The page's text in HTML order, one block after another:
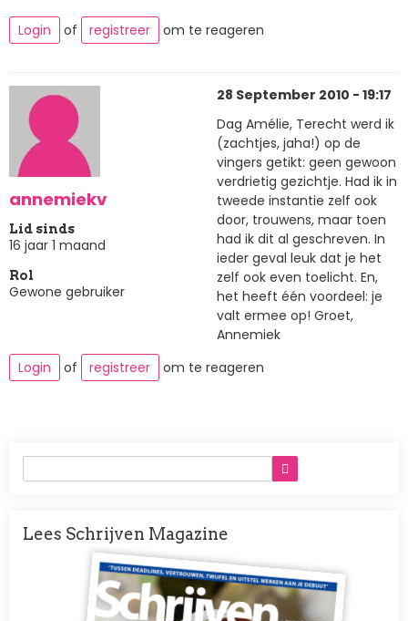
Login of registreer om te reageren
annemiekv
Lid sinds
16 jaar 1 maand
Rol
Gewone gebruiker
28 September 2010 - 19:17
Dag Amélie, Terecht werd ik
(zachtjes, jaha!) op de
vingers getikt: geen gewoon
verdrietig gezichtje. Had ik in
tweede instantie zelf ook
door, trouwens, maar toen
had ik dit al geschreven. In
ieder geval leuk dat je het
zelf ook even toelicht. En,
het heeft één voordeel: je
valt ermee op! Groet,
Annemiek
Login
of registreer om te reageren
Lees Schrijven Magazine
Afbeelding